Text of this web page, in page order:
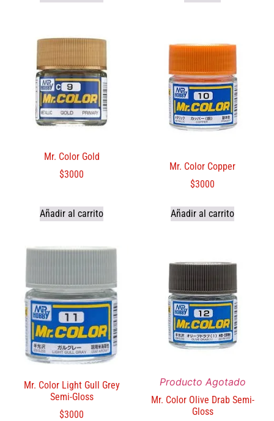
Mr. Color Gold
$3000
Añadir al carrito
Mr. Color Copper
$3000
Añadir al carrito
Mr. Color Light Gull Grey
Semi-Gloss
$3000
Producto Agotado
Mr. Color Olive Drab Semi-
Gloss